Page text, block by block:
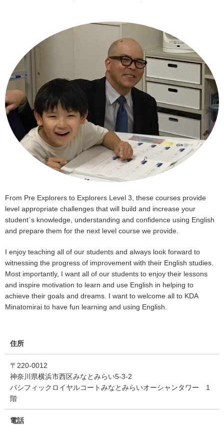
From Pre Explorers to Explorers Level 3, these courses provide
level appropriate challenges that will build and increase your
student`s knowledge, understanding and confidence using English
and prepare them for the next level course we provide.
I enjoy teaching all of our students and always look forward to
witnessing the progress of improvement with their English studies.
Most importantly, I want all of our students to enjoy their lessons
and inspire motivation to learn and use English in helping to
achieve their goals and dreams. I want to welcome all to KDA
Minatomirai to have fun learning and using English.
住所
〒220-0012
神奈川県横浜市西区みなとみらい5-3-2
パシフィックロイヤルコートみなとみらいオーシャンタワー 1
階
電話